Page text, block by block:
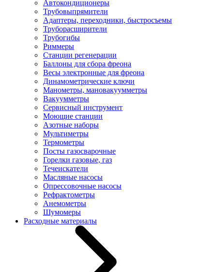
Автокондиционеры
Трубовыпрямители
Адаптеры, переходники, быстросъемы
Труборасширители
Трубогибы
Риммеры
Станции регенерации
Баллоны для сбора фреона
Весы электронные для фреона
Динамометрические ключи
Манометры, мановакуумметры
Вакуумметры
Сервисный инструмент
Моющие станции
Азотные наборы
Мультиметры
Термометры
Посты газосварочные
Горелки газовые, газ
Течеискатели
Масляные насосы
Опрессовочные насосы
Рефрактометры
Анемометры
Шумомеры
Расходные материалы